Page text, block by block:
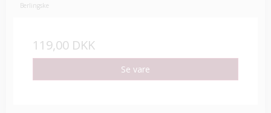
Berlingske
119,00 DKK
Se vare